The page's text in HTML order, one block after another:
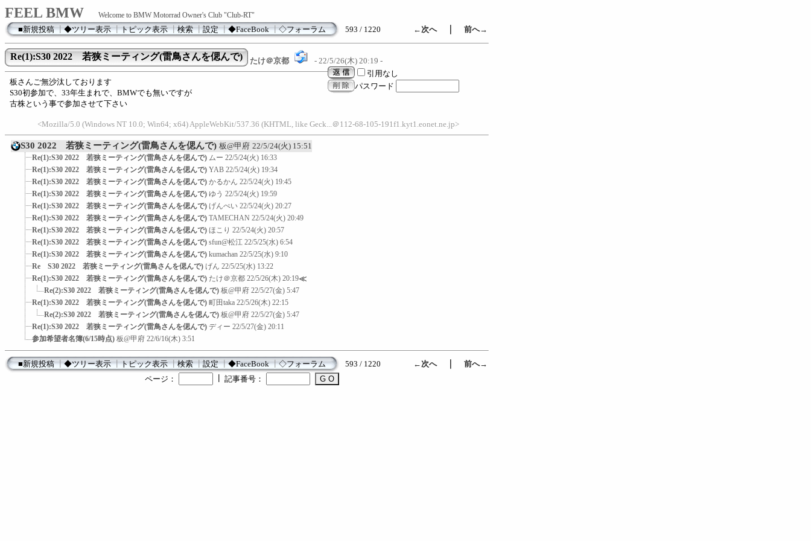
FEEL BMW Welcome to BMW Motorrad Owner's Club "Club-RT"
■新規投稿┃◆ツリー表示┃トピック表示┃検索┃設定┃◆FaceBook┃◇フォーラム 593 / 1220 ←次へ｜ 前へ→
Re(1):S30 2022 若狭ミーティング(雷鳥さんを偲んで) たけ＠京都
- 22/5/26(木) 20:19 -
引用なし
パスワード
板さんご無沙汰しております
S30初参加で、33年生まれで、BMWでも無いですが
古株という事で参加させて下さい
<Mozilla/5.0 (Windows NT 10.0; Win64; x64) AppleWebKit/537.36 (KHTML, like Geck...＠112-68-105-191f1.kyt1.eonet.ne.jp>
S30 2022 若狭ミーティング(雷鳥さんを偲んで) 板@甲府 22/5/24(火) 15:51
Re(1):S30 2022 若狭ミーティング(雷鳥さんを偲んで) ムー 22/5/24(火) 16:33
Re(1):S30 2022 若狭ミーティング(雷鳥さんを偲んで) YAB 22/5/24(火) 19:34
Re(1):S30 2022 若狭ミーティング(雷鳥さんを偲んで) かるかん 22/5/24(火) 19:45
Re(1):S30 2022 若狭ミーティング(雷鳥さんを偲んで) ゆう 22/5/24(火) 19:59
Re(1):S30 2022 若狭ミーティング(雷鳥さんを偲んで) げんぺい 22/5/24(火) 20:27
Re(1):S30 2022 若狭ミーティング(雷鳥さんを偲んで) TAMECHAN 22/5/24(火) 20:49
Re(1):S30 2022 若狭ミーティング(雷鳥さんを偲んで) ほこり 22/5/24(火) 20:57
Re(1):S30 2022 若狭ミーティング(雷鳥さんを偲んで) sfun@松江 22/5/25(水) 6:54
Re(1):S30 2022 若狭ミーティング(雷鳥さんを偲んで) kumachan 22/5/25(水) 9:10
Re S30 2022 若狭ミーティング(雷鳥さんを偲んで) げん 22/5/25(水) 13:22
Re(1):S30 2022 若狭ミーティング(雷鳥さんを偲んで) たけ＠京都 22/5/26(木) 20:19≪
Re(2):S30 2022 若狭ミーティング(雷鳥さんを偲んで) 板@甲府 22/5/27(金) 5:47
Re(1):S30 2022 若狭ミーティング(雷鳥さんを偲んで) 町田taka 22/5/26(木) 22:15
Re(2):S30 2022 若狭ミーティング(雷鳥さんを偲んで) 板@甲府 22/5/27(金) 5:47
Re(1):S30 2022 若狭ミーティング(雷鳥さんを偲んで) ディー 22/5/27(金) 20:11
参加希望者名簿(6/15時点) 板@甲府 22/6/16(木) 3:51
■新規投稿┃◆ツリー表示┃トピック表示┃検索┃設定┃◆FaceBook┃◇フォーラム 593 / 1220 ←次へ｜ 前へ→
ページ：
記事番号：